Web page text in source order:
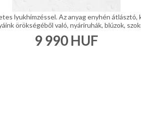
lyukhímzéssel. Az anyag enyhén átlásztó,
örökségéből való, nyáriruhák, blúzok,
9 990 HUF